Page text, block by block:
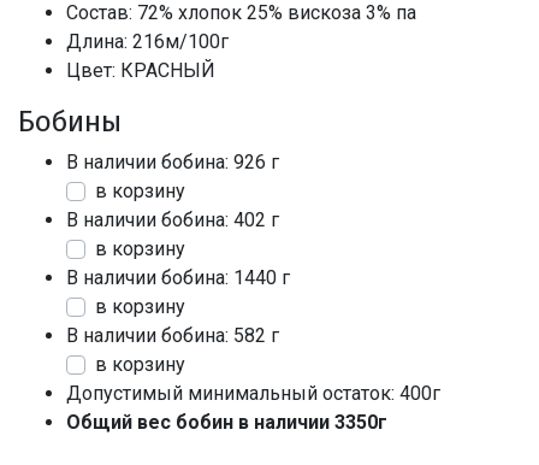
Состав: 72% хлопок 25% вискоза 3% па
Длина: 216м/100г
Цвет: КРАСНЫЙ
Бобины
В наличии бобина: 926 г
в корзину
В наличии бобина: 402 г
в корзину
В наличии бобина: 1440 г
в корзину
В наличии бобина: 582 г
в корзину
Допустимый минимальный остаток: 400г
Общий вес бобин в наличии 3350г